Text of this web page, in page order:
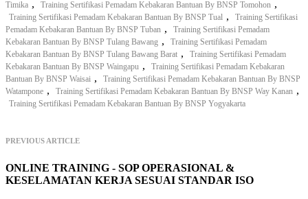
Timika , Training Sertifikasi Pemadam Kebakaran Bantuan By BNSP Tomohon ,
Training Sertifikasi Pemadam Kebakaran Bantuan By BNSP Tual ,
Training Sertifikasi
Pemadam Kebakaran Bantuan By BNSP Tuban ,
Training Sertifikasi Pemadam
Kebakaran Bantuan By BNSP Tulang Bawang ,
Training Sertifikasi Pemadam
Kebakaran Bantuan By BNSP Tulang Bawang Barat ,
Training Sertifikasi Pemadam
Kebakaran Bantuan By BNSP Waingapu ,
Training Sertifikasi Pemadam Kebakaran
Bantuan By BNSP Waisai ,
Training Sertifikasi Pemadam Kebakaran Bantuan By BNSP
Watampone , Training Sertifikasi Pemadam Kebakaran Bantuan By BNSP Way Kanan ,
Training Sertifikasi Pemadam Kebakaran Bantuan By BNSP Yogyakarta
PREVIOUS ARTICLE
ONLINE TRAINING - SOP OPERASIONAL &
KESELAMATAN KERJA SESUAI STANDAR ISO